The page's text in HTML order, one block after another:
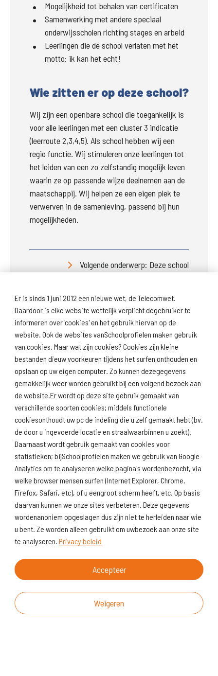
Er is sinds 1 juni 2012 een nieuwe wet, de Telecomwet.
Daardoor is elke website wettelijk verplicht degebruiker te
informeren over 'cookies' en het gebruik hiervan op de
website. Ook de websites vanSchoolprofielen maken gebruik
van cookies. Maar wat zijn cookies? Cookies zijn kleine
bestanden dieuw voorkeuren tijdens het surfen onthouden en
opslaan op uw eigen computer. Zo kunnen dezegegevens
gemakkelijk weer worden gebruikt bij een volgend bezoek aan
de website.Er wordt op deze site gebruik gemaakt van
verschillende soorten cookies; middels functionele
cookiesonthoudt uw pc de indeling die u zelf gemaakt hebt (bv.
de door u ingevoerde locatie en straalwaarbinnen u zoekt).
Daarnaast wordt gebruik gemaakt van cookies voor
statistieken; bijSchoolprofielen maken we gebruik van Google
Analytics om te analyseren welke pagina's wordenbezocht, via
welke browser mensen surfen (Internet Explorer, Chrome,
Firefox, Safari, etc), of u eengroot scherm heeft, etc. Op basis
daarvan kunnen we onze sites verbeteren. Deze gegevens
wordenanoniem opgeslagen dus zijn niet te herleiden naar wie
u bent. Ze worden alleen gebruikt om uwbezoek aan onze site
te analyseren. Privacy beleid
Accepteer
Weigeren
Mogelijkheid tot behalen van certificaten
Samenwerking met andere speciaal
onderwijsscholen richting stages en arbeid
Leerlingen die de school verlaten met het
motto: ik kan het echt!
Wie zitten er op deze school?
Wij zijn een openbare school die toegankelijk is
voor alle leerlingen met een cluster 3 indicatie
(leerroute 2,3,4,5). Als school hebben wij een
regio functie. Wij stimuleren onze leerlingen tot
het leiden van een zo zelfstandig mogelijk leven
waarin ze op passende wijze deelnemen aan de
maatschappij. Wij helpen ze een eigen plek te
verwerven in de samenleving, passend bij hun
mogelijkheden.
Volgende onderwerp: Deze school
Download
schoolprofiel
Naar
schoolresultaten
Naar scholenopdekaart.nl